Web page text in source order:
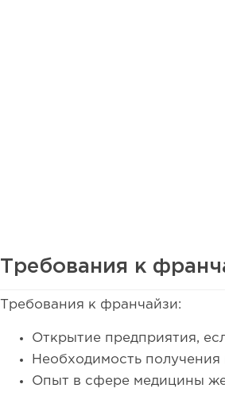
51
Сколько приносит маленькая кофейня
Требования к
Требования к франчайзи:
Открытие предприятия,
Необходимость
Опыт в сфере медицины